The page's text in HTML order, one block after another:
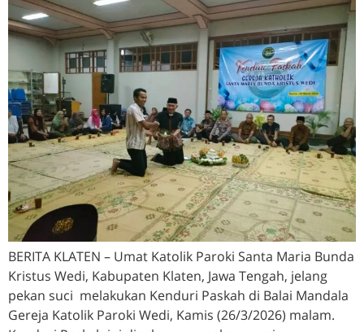
BERITA KLATEN – Umat Katolik Paroki Santa Maria Bunda
Kristus Wedi, Kabupaten Klaten, Jawa Tengah, jelang
pekan suci melakukan Kenduri Paskah di Balai Mandala
Gereja Katolik Paroki Wedi, Kamis (26/3/2026) malam.